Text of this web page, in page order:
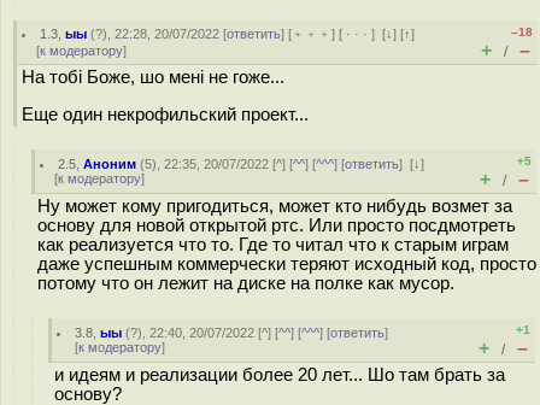
1.3 ,ыы (?), 22:28, 20/07/2022 [ответить] [ ﹢﹢﹢] [ · · ·][↓] [↑]
[к модератору]
–18
+ / –
На тобi Боже, шо менi не гоже...
Еще один некрофильский проект...
2.5 ,Аноним (5), 22:35, 20/07/2022 [^] [^^] [^^^] [ответить][↓]
[к модератору]
+5
+ / –
Ну может кому пригодиться, может кто нибудь возмет за
основу для новой открытой ртс. Или просто посдмотреть
как реализуется что то. Где то читал что к старым играм
даже успешным коммерчески теряют исходный код, просто
потому что он лежит на диске на полке как мусор.
3.8 ,ыы (?), 22:40, 20/07/2022 [^] [^^] [^^^] [ответить]
[к модератору]
+1
+ / –
и идеям и реализации более 20 лет... Шо там брать за
основу?